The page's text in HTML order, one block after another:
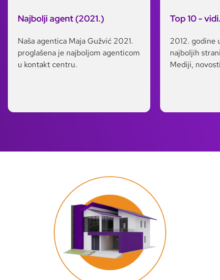
Najbolji agent (2021.)
Naša agentica Maja Gužvić 2021.
proglašena je najboljom agenticom
u kontakt centru.
Top 10 -
2012. godine
najboljih
Mediji,